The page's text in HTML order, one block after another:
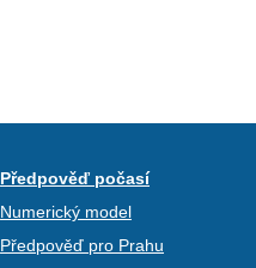
Předpověď počasí
Numerický model
Předpověď pro Prahu